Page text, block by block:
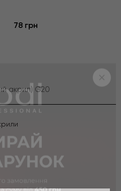
78 грн
акрил) G20